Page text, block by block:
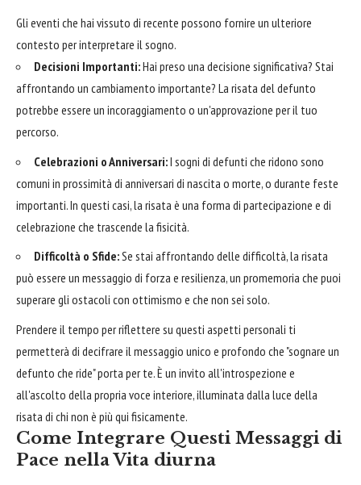
Gli eventi che hai vissuto di recente possono fornire un ulteriore
contesto per interpretare il sogno.
Decisioni Importanti:Hai preso una decisione significativa? Stai
affrontando un cambiamento importante? La risata del defunto
potrebbe essere un incoraggiamento o un'approvazione per il tuo
percorso.
Celebrazioni o Anniversari:I sogni di defunti che ridono sono
comuni in prossimità di anniversari di nascita o morte, o durante feste
importanti. In questi casi, la risata è una forma di partecipazione e di
celebrazione che trascende la fisicità.
Difficoltà o Sfide:Se stai affrontando delle difficoltà, la risata
può essere un messaggio di forza e resilienza, un promemoria che puoi
superare gli ostacoli con ottimismo e che non sei solo.
Prendere il tempo per riflettere su questi aspetti personali ti
permetterà di decifrare il messaggio unico e profondo che "sognare un
defunto che ride" porta per te. È un invito all'introspezione e
all'ascolto della propria voce interiore, illuminata dalla luce della
risata di chi non è più qui fisicamente.
Come Integrare Questi Messaggi di
Pace nella Vita diurna